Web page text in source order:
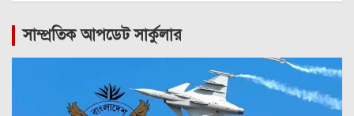
সাম্প্রতিক আপডেট সার্কুলার